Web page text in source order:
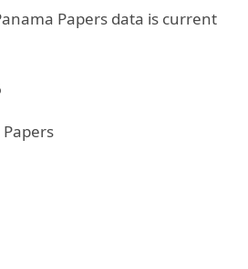
Papers data is current